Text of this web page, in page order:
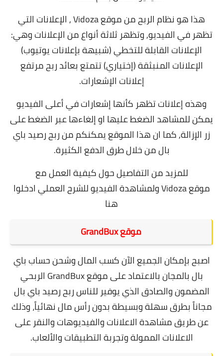
هذا هو نظام الربح من موقع Vidoza , الإعلانات التي
تظهر في الفيديو, وتظهر ثلاثة أنواع من الإعلانات وهي:
الإعلانات القابلة للتخطي (شبيهة بإعلانات يوتيوب)
الإعلانات المنبثقة (إختياري) تتمتع بعائد ربح مرتفع
إعلانات الإشعارات.
وهذه إعلانات تظهر كأنها إشعارات في أعلى الفيديو
يمكن للمشاهد الضغط عليها او إلغاءها عبر الضغط على
زر الإزالة, كما ان هذا الموقع يمكنكم من ربح رصيد باي
بال من خلال طرق الدفع الكثيرة.
للمزيد من التفاصيل حول كيفية العمل مع
موقعVidozaولمشاهدة الفيديو للشرح العمليادخلوا
هنا
موقع GrandBux
اصبح بإمكان الجميع الآن كسب المال وشحن حساب باي
بال بالمجان بالاعتماد علىموقع GrandBux
الربحي
المضمون والصادق الذي يوفير للناس ربح رصيد باي بال
مجاناً بطرق سهلة وبسيطة بدون رأس مال نهائياً، وذلك
عن طريق مشاهدة الاعلانات والفيديوهات والنقر على
الاعلانات الممولة وتجربة التطبيقات والألعاب.